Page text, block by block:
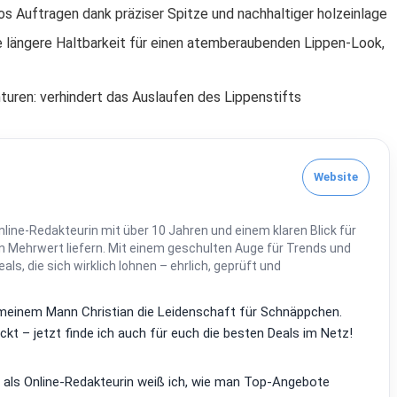
Auftragen dank präziser Spitze und nachhaltiger holzeinlage
Haltbarkeit für einen atemberaubenden Lippen-Look,
verhindert das Auslaufen des Lippenstifts
Website
Redakteurin mit über 10 Jahren und einem klaren Blick für
Mehrwert liefern. Mit einem geschulten Auge für Trends und
die sich wirklich lohnen – ehrlich, geprüft und
Mann Christian die Leidenschaft für Schnäppchen.
– jetzt finde ich auch für euch die besten Deals im Netz!
Online-Redakteurin weiß ich, wie man Top-Angebote